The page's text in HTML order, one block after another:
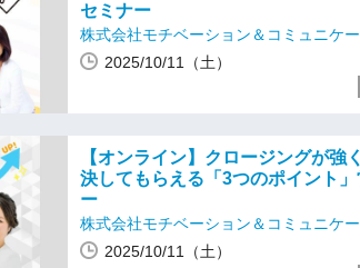
セミナー
株式会社モチベーション＆コミュニケ
2025/10/11（土）
【オンライン】クロージングが強
決してもらえる「3つのポイント
ー
株式会社モチベーション＆コミュニケ
2025/10/11（土）